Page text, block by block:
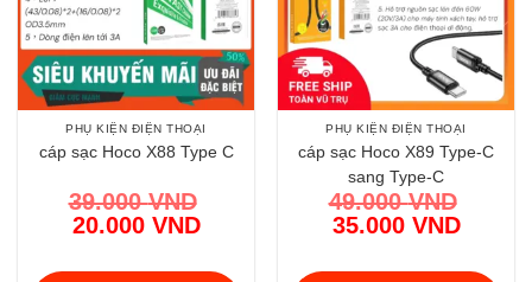
PHỤ KIỆN ĐIỆN THOẠI
cáp sạc Hoco X88 Type C
39.000VND
Giá
là:
20.000 VND
hiện
PHỤ KIỆN ĐIỆN THOẠI
cáp sạc Hoco X89 Type-C
sang Type-C
49.000VND
Giá
là:
35.000 VND
hiện